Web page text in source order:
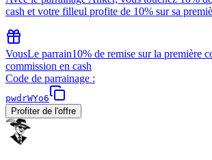
cash et votre filleul profite de 10% sur sa
VousLe parrain10% de remise sur la première
commission en cash
Code de parrainage :
pwdrWYo6
Profiter de l'offre